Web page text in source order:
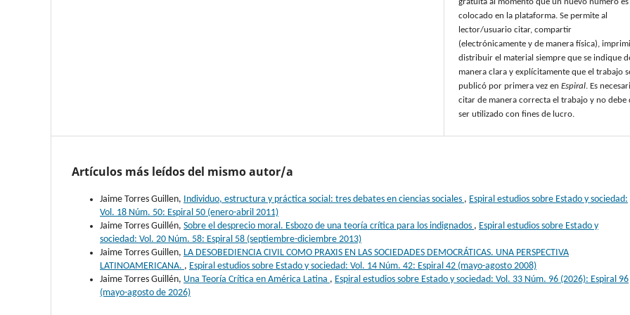
colocado en la plataforma. Se permite al
lector/usuario citar, compartir
(electrónicamente y de manera física),
distribuir el material siempre que se indique
manera clara y explícitamente que el trabajo
publicó por primera vez enEspiral . Es
citar de manera correcta el trabajo y no debe
ser utilizado con fines de lucro.
Artículos más leídos del mismo autor/a
Jaime Torres Guillen, Individuo, estructura y práctica social: tres debates en ciencias sociales , Espiral estudios sobre Estado y sociedad:
Vol. 18 Núm. 50: Espiral 50 (enero-abril 2011)
Jaime Torres Guillén, Sobre el desprecio moral. Esbozo de una teoría crítica para los indignados , Espiral estudios sobre Estado y
sociedad: Vol. 20 Núm. 58: Espiral 58 (septiembre-diciembre 2013)
Jaime Torres Guillen, LA DESOBEDIENCIA CIVIL COMO PRAXIS EN LAS SOCIEDADES DEMOCRÁTICAS. UNA PERSPECTIVA
LATINOAMERICANA. , Espiral estudios sobre Estado y sociedad: Vol. 14 Núm. 42: Espiral 42 (mayo-agosto 2008)
Jaime Torres Guillén, Una Teoría Crítica en América Latina , Espiral estudios sobre Estado y sociedad: Vol. 33 Núm. 96 (2026): Espiral 96
(mayo-agosto de 2026)